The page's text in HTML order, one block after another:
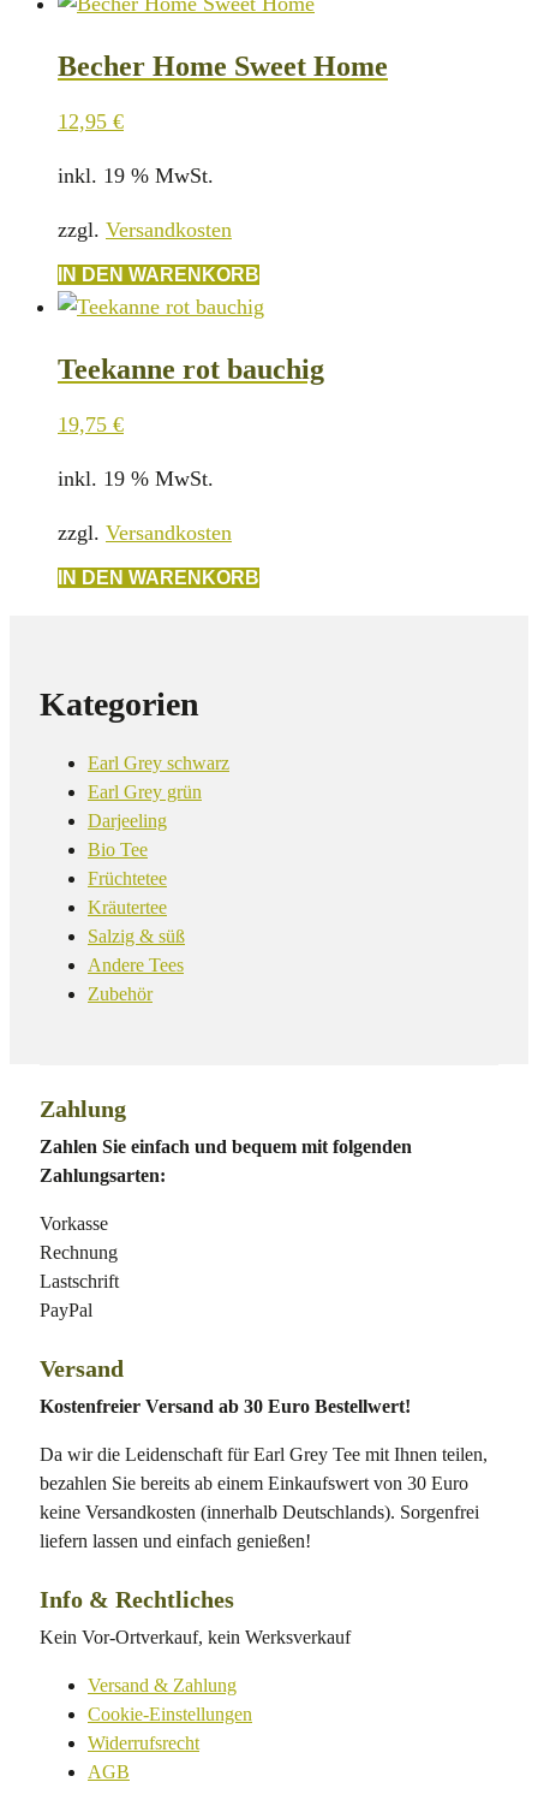
Becher Home Sweet Home
12,95 €
inkl. 19 % MwSt.
zzgl. Versandkosten
IN DEN WARENKORB
Teekanne rot bauchig
19,75 €
inkl. 19 % MwSt.
zzgl. Versandkosten
IN DEN WARENKORB
Kategorien
Earl Grey schwarz
Earl Grey grün
Darjeeling
Bio Tee
Früchtetee
Kräutertee
Salzig & süß
Andere Tees
Zubehör
Zahlung
Zahlen Sie einfach und bequem mit folgenden
Zahlungsarten:
Vorkasse
Rechnung
Lastschrift
PayPal
Versand
Kostenfreier Versand ab 30 Euro Bestellwert!
Da wir die Leidenschaft für Earl Grey Tee mit Ihnen teilen,
bezahlen Sie bereits ab einem Einkaufswert von 30 Euro
keine Versandkosten (innerhalb Deutschlands). Sorgenfrei
liefern lassen und einfach genießen!
Info & Rechtliches
Kein Vor-Ortverkauf, kein Werksverkauf
Versand & Zahlung
Cookie-Einstellungen
Widerrufsrecht
AGB